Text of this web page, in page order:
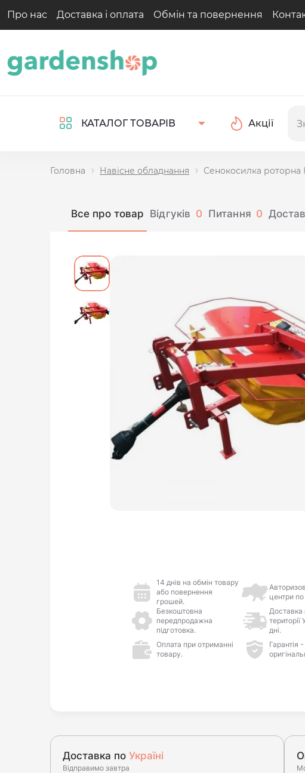
Про нас Доставка і оплата Обмін та повернення
КАТАЛОГ ТОВАРІВ Акції
Головна Навісне обладнання Сенокосилка роторна
Все про товар Відгуків 0 Питання 0
14 днів на обмін товару
або повернення
грошей.
центри по
Безкоштовна
передпродажна
підготовка.
Доставка
території
дні.
Оплата при отриманні
товару.
Гарантія
Доставка по Україні
Відправимо завтра